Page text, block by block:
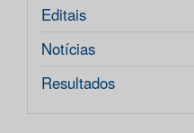
Editais
Notícias
Resultados